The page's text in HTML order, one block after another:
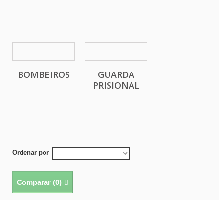
BOMBEIROS
GUARDA
PRISIONAL
Ordenar por
Comparar (0)